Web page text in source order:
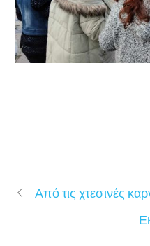
Από τις χτεσινές